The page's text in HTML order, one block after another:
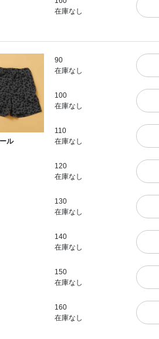
在庫なし
ル
90
在庫なし
100
在庫なし
110
在庫なし
120
在庫なし
130
在庫なし
140
在庫なし
150
在庫なし
160
在庫なし